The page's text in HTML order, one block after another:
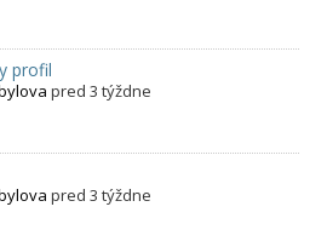
profil
pred 3 týždne
pred 3 týždne